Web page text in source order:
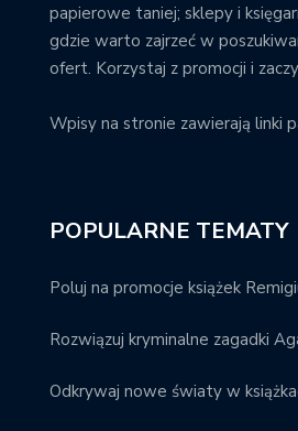
papierowe taniej; sklepy i
gdzie warto zajrzeć w
ofert. Korzystaj z promocji i
Wpisy na stronie zawierają linki
POPULARNE TEMATY
Poluj na promocje książek
Rozwiązuj kryminalne zagadki
Odkrywaj nowe światy w